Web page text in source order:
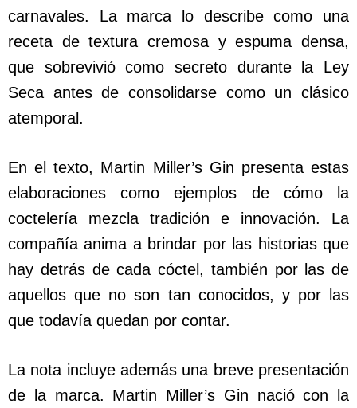
carnavales. La marca lo describe como una
receta de textura cremosa y espuma densa,
que sobrevivió como secreto durante la Ley
Seca antes de consolidarse como un clásico
atemporal.
En el texto, Martin Miller’s Gin presenta estas
elaboraciones como ejemplos de cómo la
coctelería mezcla tradición e innovación. La
compañía anima a brindar por las historias que
hay detrás de cada cóctel, también por las de
aquellos que no son tan conocidos, y por las
que todavía quedan por contar.
La nota incluye además una breve presentación
de la marca. Martin Miller’s Gin nació con la